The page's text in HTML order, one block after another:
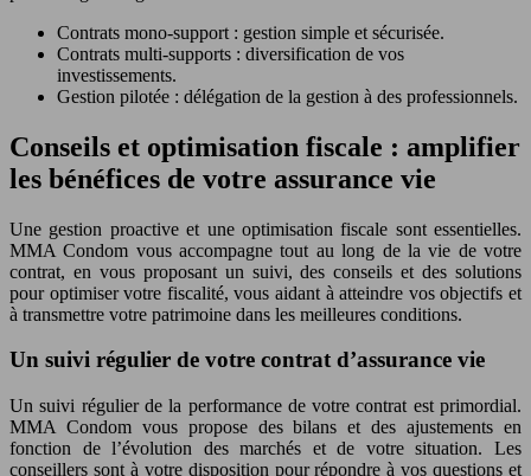
Contrats mono-support : gestion simple et sécurisée.
Contrats multi-supports : diversification de vos
investissements.
Gestion pilotée : délégation de la gestion à des professionnels.
Conseils et optimisation fiscale : amplifier
les bénéfices de votre assurance vie
Une gestion proactive et une optimisation fiscale sont essentielles.
MMA Condom vous accompagne tout au long de la vie de votre
contrat, en vous proposant un suivi, des conseils et des solutions
pour optimiser votre fiscalité, vous aidant à atteindre vos objectifs et
à transmettre votre patrimoine dans les meilleures conditions.
Un suivi régulier de votre contrat d’assurance vie
Un suivi régulier de la performance de votre contrat est primordial.
MMA Condom vous propose des bilans et des ajustements en
fonction de l’évolution des marchés et de votre situation. Les
conseillers sont à votre disposition pour répondre à vos questions et